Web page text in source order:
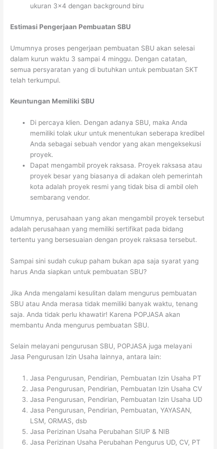
ukuran 3×4 dengan background biru
Estimasi Pengerjaan Pembuatan SBU
Umumnya proses pengerjaan pembuatan SBU akan selesai
dalam kurun waktu 3 sampai 4 minggu. Dengan catatan,
semua persyaratan yang di butuhkan untuk pembuatan SKT
telah terkumpul.
Keuntungan Memiliki SBU
Di percaya klien. Dengan adanya SBU, maka Anda
memiliki tolak ukur untuk menentukan seberapa kredibel
Anda sebagai sebuah vendor yang akan mengeksekusi
proyek.
Dapat mengambil proyek raksasa. Proyek raksasa atau
proyek besar yang biasanya di adakan oleh pemerintah
kota adalah proyek resmi yang tidak bisa di ambil oleh
sembarang vendor.
Umumnya, perusahaan yang akan mengambil proyek tersebut
adalah perusahaan yang memiliki sertifikat pada bidang
tertentu yang bersesuaian dengan proyek raksasa tersebut.
Sampai sini sudah cukup paham bukan apa saja syarat yang
harus Anda siapkan untuk pembuatan SBU?
Jika Anda mengalami kesulitan dalam mengurus pembuatan
SBU atau Anda merasa tidak memiliki banyak waktu, tenang
saja. Anda tidak perlu khawatir! Karena POPJASA akan
membantu Anda mengurus pembuatan SBU.
Selain melayani pengurusan SBU, POPJASA juga melayani
Jasa Pengurusan Izin Usaha lainnya, antara lain:
Jasa Pengurusan, Pendirian, Pembuatan Izin Usaha PT
Jasa Pengurusan, Pendirian, Pembuatan Izin Usaha CV
Jasa Pengurusan, Pendirian, Pembuatan Izin Usaha UD
Jasa Pengurusan, Pendirian, Pembuatan, YAYASAN,
LSM, ORMAS, dsb
Jasa Perizinan Usaha Perubahan SIUP & NIB
Jasa Perizinan Usaha Perubahan Pengurus UD, CV, PT